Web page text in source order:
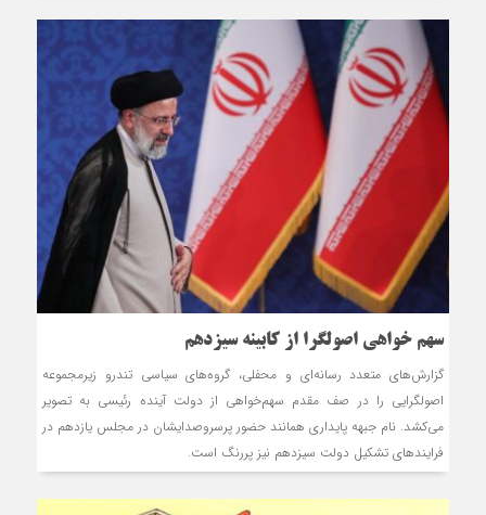
سهم خواهی اصولگرا از کابینه سیزدهم
گزارش‌های متعدد رسانه‌ای و محفلی، گروه‌های سیاسی تندرو زیرمجموعه
اصولگرایی را در صف مقدم سهم‌خواهی از دولت آینده رئیسی به تصویر
می‌کشد. نام جبهه پایداری همانند حضور پرسروصدایشان در مجلس یازدهم در
فرایندهای تشکیل دولت سیزدهم نیز پررنگ است.